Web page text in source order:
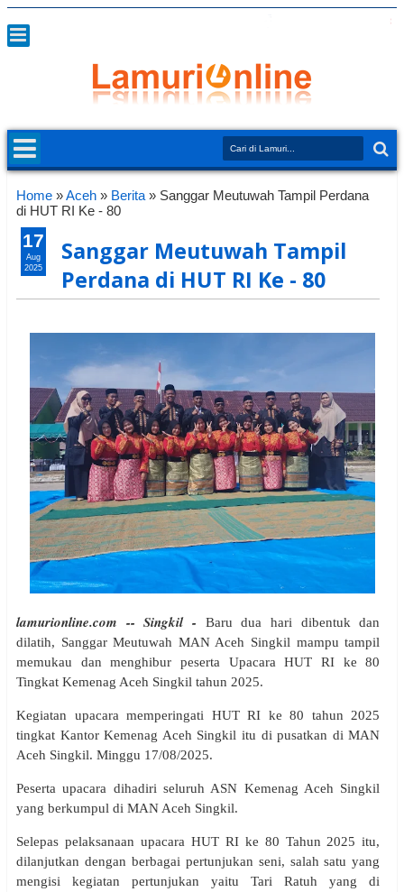
Home »Aceh » Berita » Sanggar Meutuwah Tampil Perdana
di HUT RI Ke - 80
Sanggar Meutuwah Tampil
Perdana di HUT RI Ke - 80
lamurionline.com -- Singkil -
Baru dua hari dibentuk dan
dilatih, Sanggar Meutuwah MAN Aceh Singkil mampu tampil
memukau dan menghibur peserta Upacara HUT RI ke 80
Tingkat Kemenag Aceh Singkil tahun 2025.
Kegiatan upacara memperingati HUT RI ke 80 tahun 2025
tingkat Kantor Kemenag Aceh Singkil itu di pusatkan di MAN
Aceh Singkil. Minggu 17/08/2025.
Peserta upacara dihadiri seluruh ASN Kemenag Aceh Singkil
yang berkumpul di MAN Aceh Singkil.
Selepas pelaksanaan upacara HUT RI ke 80 Tahun 2025 itu,
dilanjutkan dengan berbagai pertunjukan seni, salah satu yang
mengisi kegiatan pertunjukan yaitu Tari Ratuh yang di
17
Aug
2025